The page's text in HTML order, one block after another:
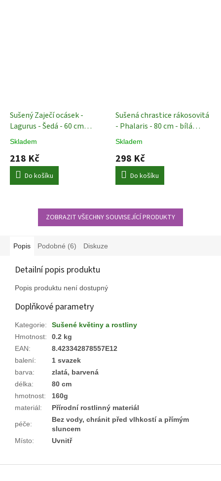
Sušený Zaječí ocásek -
Lagurus - Šedá - 60 cm
Sušené rostliny
Skladem
218 Kč
Do košíku
Sušená chrastice rákosovitá
- Phalaris - 80 cm - bílá
Sušené rostliny
Skladem
298 Kč
Do košíku
ZOBRAZIT VŠECHNY SOUVISEJÍCÍ PRODUKTY
Popis Podobné (6) Diskuze
Detailní popis produktu
Popis produktu není dostupný
Doplňkové parametry
Kategorie:
Sušené květiny a rostliny
Hmotnost:
0.2 kg
EAN:
8.423342878557E12
balení:
1 svazek
barva:
zlatá, barvená
délka:
80 cm
hmotnost:
160g
materiál: Přírodní rostlinný materiál
péče:
Bez vody, chránit před vlhkostí a přímým
sluncem
Místo: Uvnitř
Z